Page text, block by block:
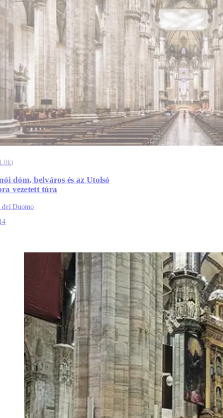
)
dóm, belváros és az Utolsó
vezetett túra
del Duomo